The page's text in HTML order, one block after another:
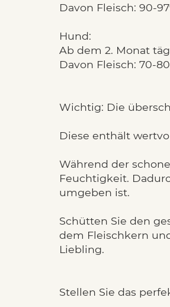
Davon Fleisch: 90-
Hund:
Ab dem 2. Monat
Davon Fleisch: 70-
Wichtig: Die
Diese enthält
Während der
Feuchtigkeit.
umgeben ist.
Schütten Sie den
dem Fleischkern
Liebling.
Stellen Sie das